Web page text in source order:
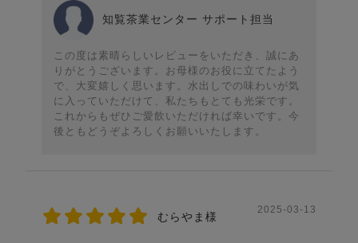
知覧茶業センター サポート担当
この度は素晴らしいレビューをいただき、誠にあ
りがとうございます。お母様のお役に立てたよう
で、大変嬉しく思います。水出しでの味わいが気
に入っていただけて、私たちもとても光栄です。
これからもぜひご愛飲いただければ幸いです。今
後ともどうぞよろしくお願いいたします。
むらやま様
2025-03-13